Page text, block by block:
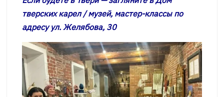
тверских карел / музей, мастер-классы по
адресу ул. Желябова, 30